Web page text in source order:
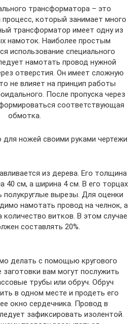
трансформатора – это
который занимает много
трансформатор имеет одну из
намоток. Наиболее простым
использование специального
намотать провод нужной
отверстия. Он имеет сложную
не влияет на принцип работы
После пропуска через
соответствующая
обмотка.
ножей своими руками чертежи
из дерева. Его толщина
40 см, а ширина 4 см. В его торцах
полукруглые вырезы. Для оценки
намотать провод на челнок, а
количество витков. В этом случае
составлять 20%.
делать с помощью кругового
заготовки вам могут послужить
трубы или обруч. Обруч
в одном месте и продеть его
окно сердечника. Провод в
зафиксировать изолентой.